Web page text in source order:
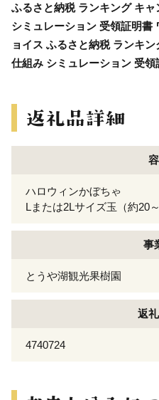
ふるさと納税 ランキング キ
シミュレーション 受領証明書
ョイス ふるさと納税 ランキ
仕組み シミュレーション 受
ハロウィンかぼちゃ
Lまたは2Lサイズ玉（約20
事
とうや湖観光果樹園
返
4740724